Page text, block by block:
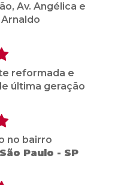
Av. Angélica e
Arnaldo
reformada e
última geração
no bairro
São Paulo - SP